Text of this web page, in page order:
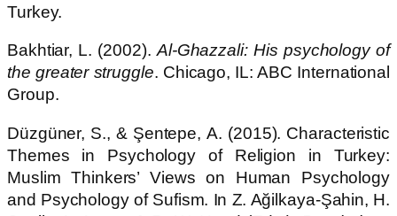
Turkey.
Bakhtiar, L. (2002).Al-Ghazzali: His psychology of
the greater struggle. Chicago, IL: ABC International
Group.
Düzgüner, S., & Şentepe, A. (2015). Characteristic
Themes in Psychology of Religion in Turkey:
Muslim Thinkers’ Views on Human Psychology
and Psychology of Sufism. In Z. Ağilkaya-Şahin, H.